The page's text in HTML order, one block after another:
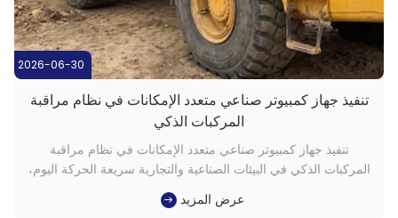
2026-06-30
تنفيذ جهاز كمبيوتر صناعي متعدد الإمكانات في نظام مراقبة
المركبات الذكي
تنفيذ جهاز كمبيوتر صناعي متعدد الإمكانات في نظام مراقبة
المركبات الذكي في البيئات الصناعية والتجارية سريعة الحركة اليوم،
لم تعد موثوقية النظام والوضوح البصري والاستقرار على المدى
الطويل اختيارية. إنها متطلبات ضرورية للمنصات التي يجب أن تعمل
عرض المزيد